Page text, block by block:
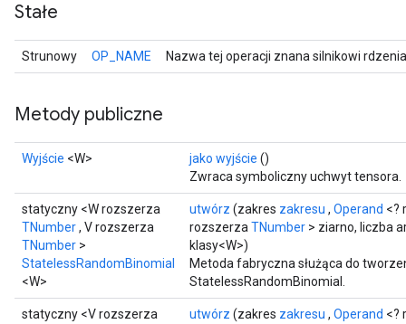
Stałe
Strunowy OP_NAME Nazwa tej operacji znana silnikowi
Metody publiczne
Wyjście <W> jako wyjście ()
Zwraca symboliczny uchwyt tensora.
statyczny <W rozszerza
TNumber, V rozszerza
TNumber >
StatelessRandomBinomial
<W>
utwórz (zakres zakresu , Operand <?
rozszerza TNumber > ziarno, liczba
klasy<W>)
Metoda fabryczna służąca do
StatelessRandomBinomial.
statyczny <V rozszerza
utwórz (zakres zakresu , Operand <?